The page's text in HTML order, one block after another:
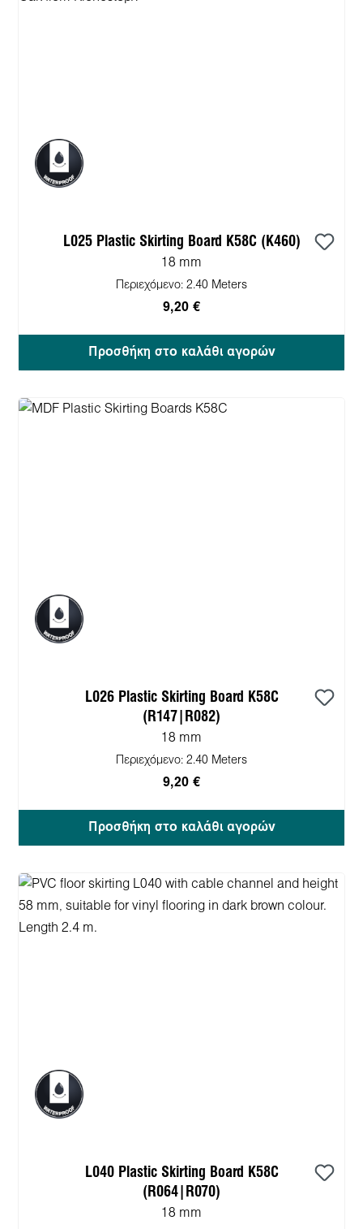
L025 Plastic Skirting Board K58C (K460)
18 mm
Περιεχόμενο: 2.40 Meters
9,20 €
Προσθήκη στο καλάθι αγορών
L026 Plastic Skirting Board K58C
(R147|R082)
18 mm
Περιεχόμενο: 2.40 Meters
9,20 €
Προσθήκη στο καλάθι αγορών
L040 Plastic Skirting Board K58C
(R064|R070)
18 mm